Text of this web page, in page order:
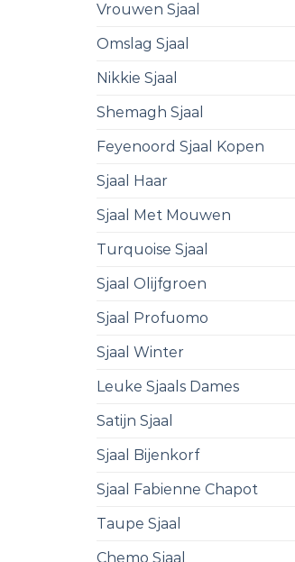
Vrouwen Sjaal
Omslag Sjaal
Nikkie Sjaal
Shemagh Sjaal
Feyenoord Sjaal Kopen
Sjaal Haar
Sjaal Met Mouwen
Turquoise Sjaal
Sjaal Olijfgroen
Sjaal Profuomo
Sjaal Winter
Leuke Sjaals Dames
Satijn Sjaal
Sjaal Bijenkorf
Sjaal Fabienne Chapot
Taupe Sjaal
Chemo Sjaal